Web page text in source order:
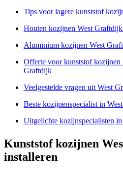
Tips voor lagere kunststof
Houten kozijnen West
Aluminium kozijnen West
Offerte voor kunststof kozijnen
Graftdijk
Veelgestelde vragen uit West
Beste kozijnenspecialist in
Uitgelichte kozijnspecialisten
Kunststof kozijnen
installeren